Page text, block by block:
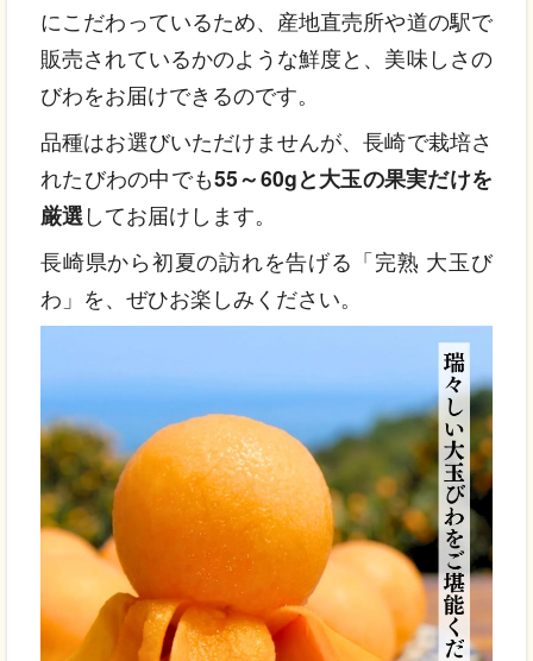
にこだわっているため、産地直売所や道の駅で
販売されているかのような鮮度と、美味しさの
びわをお届けできるのです。
品種はお選びいただけませんが、長崎で栽培さ
れたびわの中でも55～60gと大玉の果実だけを
厳選 してお届けします。
長崎県から初夏の訪れを告げる「完熟 大玉び
わ」を、ぜひお楽しみください。